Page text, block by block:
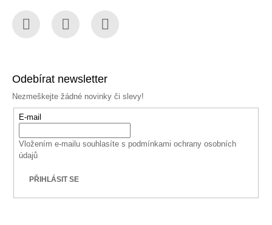
Odebírat newsletter
Nezmeškejte žádné novinky či slevy!
E-mail
Vložením e-mailu souhlasíte s podmínkami ochrany osobních
údajů
PŘIHLÁSIT SE